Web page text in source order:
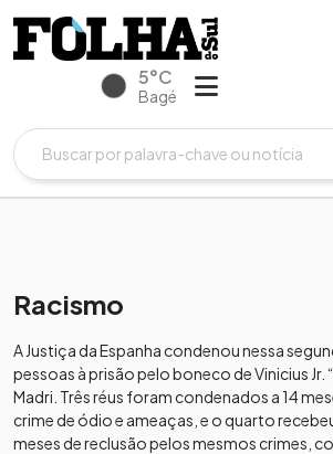
5°C
Bagé
Racismo
A Justiça da Espanha condenou nessa
pessoas à prisão pelo boneco de Vinicius Jr.
Madri. Três réus foram condenados a 14
crime de ódio e ameaças, e o quarto
meses de reclusão pelos mesmos crimes,